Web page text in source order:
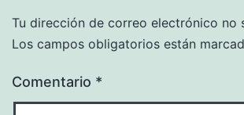
Tu dirección de correo electrónico no
Los campos obligatorios están
Comentario *